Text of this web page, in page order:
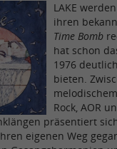
LAKE
ihren
Time Bomb
hat schon
1976
bieten.
Rock, AOR
präsentiert
eigenen Weg